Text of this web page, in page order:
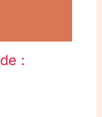
: